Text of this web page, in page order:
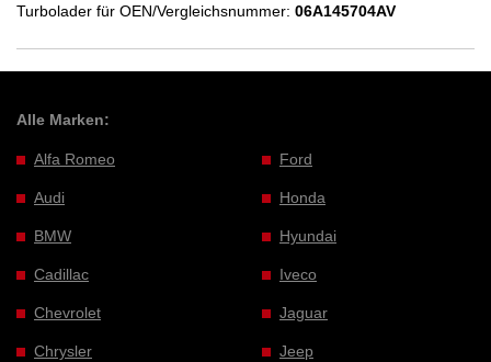
Turbolader für OEN/Vergleichsnummer: 06A145704AV
Alle Marken:
Alfa Romeo
Audi
BMW
Cadillac
Chevrolet
Chrysler
Ford
Honda
Hyundai
Iveco
Jaguar
Jeep